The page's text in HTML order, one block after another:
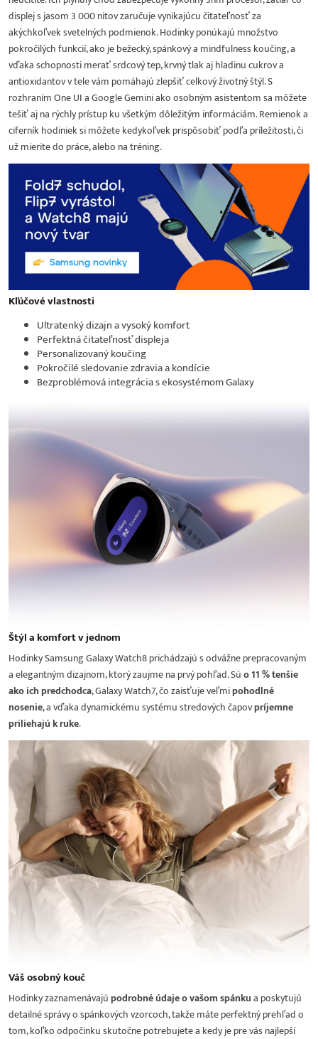
displej s jasom 3 000 nitov zaručuje vynikajúcu čitateľnosť za
akýchkoľvek svetelných podmienok. Hodinky ponúkajú množstvo
pokročilých funkcií, ako je bežecký, spánkový a mindfulness koučing, a
vďaka schopnosti merať srdcový tep, krvný tlak aj hladinu cukrov a
antioxidantov v tele vám pomáhajú zlepšiť celkový životný štýl. S
rozhraním One UI a Google Gemini ako osobným asistentom sa môžete
tešiť aj na rýchly prístup ku všetkým dôležitým informáciám. Remienok a
ciferník hodiniek si môžete kedykoľvek prispôsobiť podľa príležitosti, či
už mierite do práce, alebo na tréning.
Kľúčové vlastnosti
Ultratenký dizajn a vysoký komfort
Perfektná čitateľnosť displeja
Personalizovaný koučing
Pokročilé sledovanie zdravia a kondície
Bezproblémová integrácia s ekosystémom Galaxy
Štýl a komfort v jednom
Hodinky Samsung Galaxy Watch8 prichádzajú s odvážne prepracovaným
a elegantným dizajnom, ktorý zaujme na prvý pohľad. Súo 11 % tenšie
ako ich predchodca, Galaxy Watch7, čo zaisťuje veľmipohodlné
nosenie, a vďaka dynamickému systému stredových čapovpríjemne
priliehajú k ruke.
Váš osobný kouč
Hodinky zaznamenávajúpodrobné údaje o vašom spánkua poskytujú
detailné správy o spánkových vzorcoch, takže máte perfektný prehľad o
tom, koľko odpočinku skutočne potrebujete a kedy je pre vás najlepší